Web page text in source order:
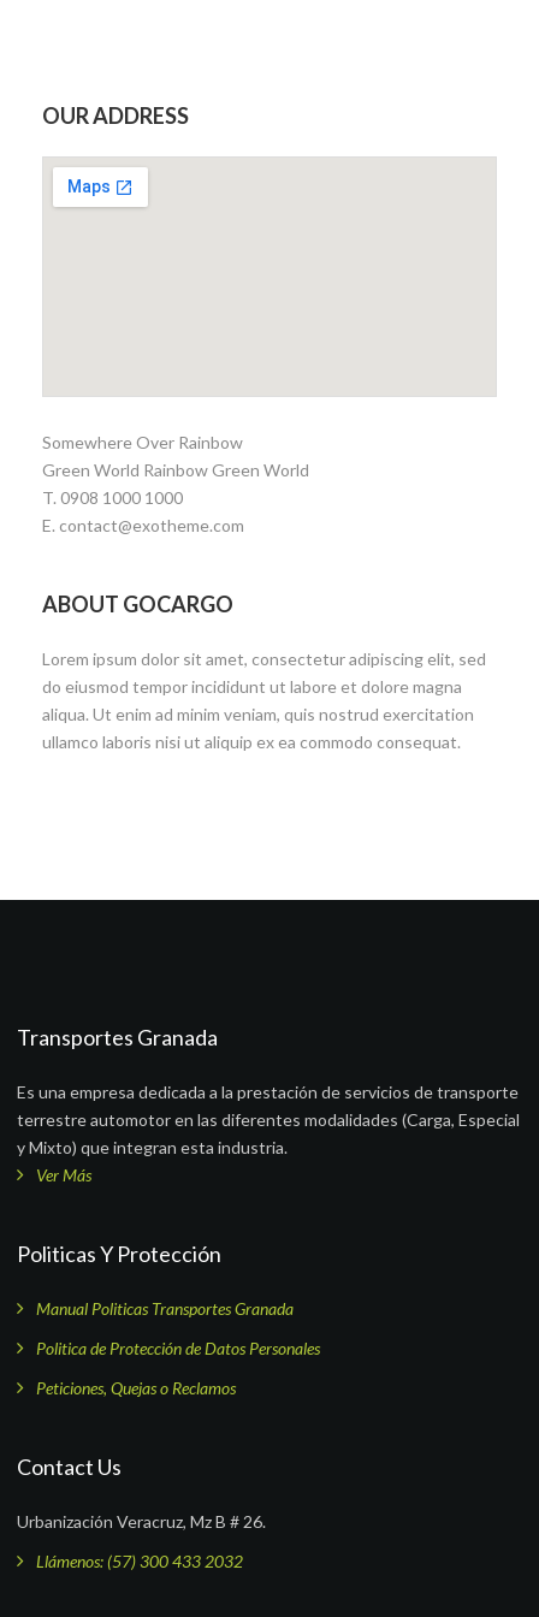
OUR ADDRESS
Somewhere Over Rainbow
Green World Rainbow Green World
T. 0908 1000 1000
E. contact@exotheme.com
ABOUT GOCARGO
Lorem ipsum dolor sit amet, consectetur adipiscing elit, sed
do eiusmod tempor incididunt ut labore et dolore magna
aliqua. Ut enim ad minim veniam, quis nostrud exercitation
ullamco laboris nisi ut aliquip ex ea commodo consequat.
Transportes Granada
Es una empresa dedicada a la prestación de servicios de transporte
terrestre automotor en las diferentes modalidades (Carga, Especial
y Mixto) que integran esta industria.
Ver Más
Politicas Y Protección
Manual Politicas Transportes Granada
Politica de Protección de Datos Personales
Peticiones, Quejas o Reclamos
Contact Us
Urbanización Veracruz, Mz B # 26.
Llámenos: (57) 300 433 2032